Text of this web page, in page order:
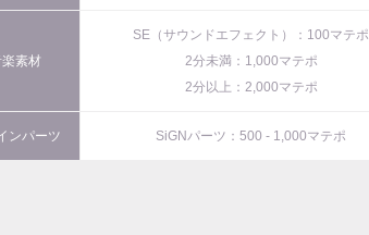
素材
SE（サウンドエフェクト）：100マテポ
2分未満：1,000マテポ
2分以上：2,000マテポ
ンパーツ SiGNパーツ：500 - 1,000マテポ